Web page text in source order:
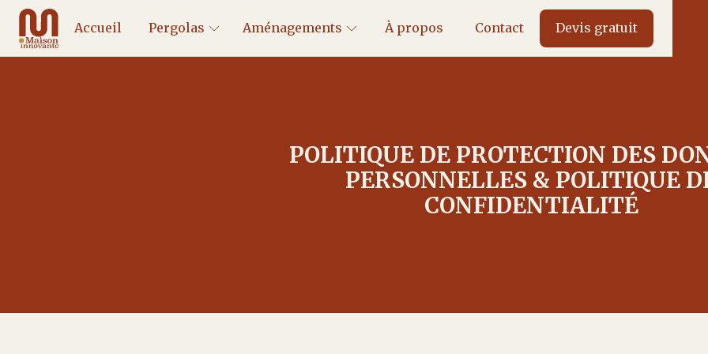
Accueil Pergolas Aménagements À propos Contact Devis gratuit
POLITIQUE DE PROTECTION DES
PERSONNELLES & POLITIQUE
CONFIDENTIALITÉ